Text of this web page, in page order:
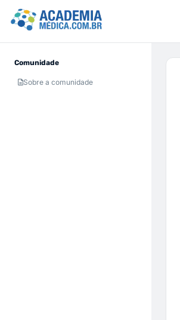
Comunidade
Sobre a comunidade